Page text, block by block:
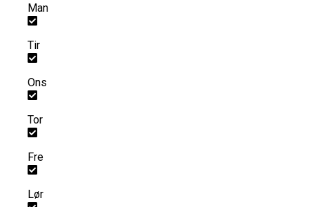
Man
Tir
Ons
Tor
Fre
Lør